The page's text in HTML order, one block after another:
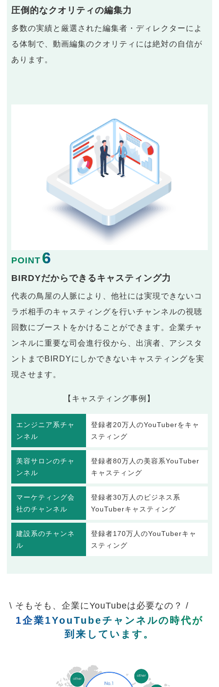
圧倒的なクオリティの編集力
多数の実績と厳選された編集者・ディレクターによ
る体制で、動画編集のクオリティには絶対の自信が
あります。
POINT 6
BIRDYだからできるキャスティング力
代表の鳥屋の人脈により、他社には実現できないコ
ラボ相手のキャスティングを行いチャンネルの視聴
回数にブーストをかけることができます。企業チャ
ンネルに重要な司会進行役から、出演者、アシスタ
ントまでBIRDYにしかできないキャスティングを実
現させます。
【キャスティング事例】
エンジニア系チャ
ンネル
登録者20万人のYouTuberをキャ
スティング
美容サロンのチャ
ンネル
登録者80万人の美容系YouTuber
キャスティング
マーケティング会
社のチャンネル
登録者30万人のビジネス系
YouTuberキャスティング
建設系のチャンネ
ル
登録者170万人のYouTuberキャ
スティング
\ そもそも、企業にYouTubeは必要なの？ /
1企業1YouTubeチャンネルの時代が
到来しています。